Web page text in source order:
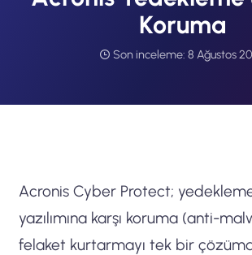
Koruma
Son inceleme: 8 Ağustos
Acronis Cyber Protect;
yazılımına karşı koruma (anti-
felaket kurtarmayı tek bir